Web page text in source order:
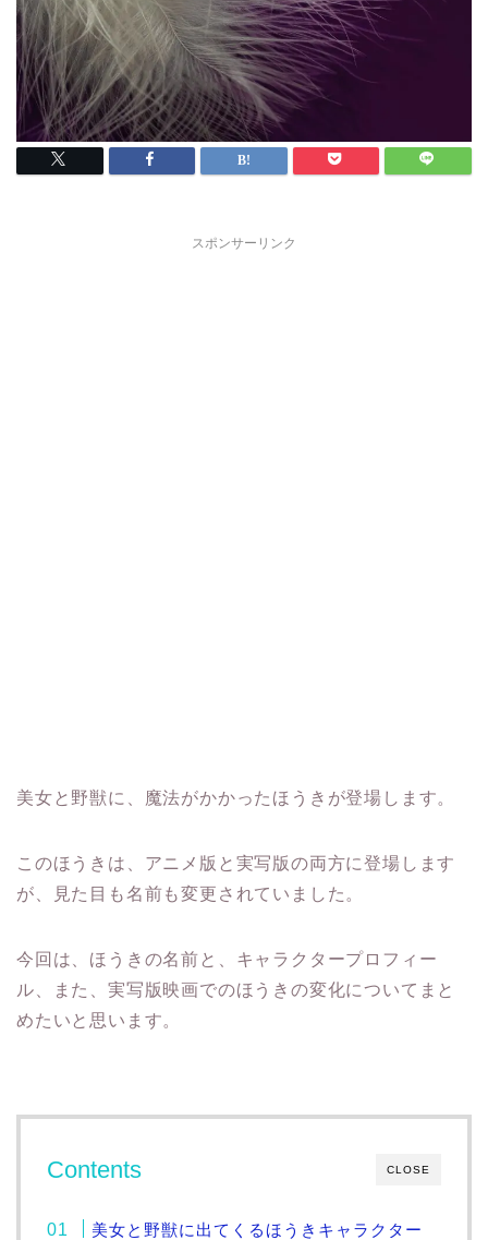
スポンサーリンク
美女と野獣に、魔法がかかったほうきが登場します。
このほうきは、アニメ版と実写版の両方に登場します
が、見た目も名前も変更されていました。
今回は、ほうきの名前と、キャラクタープロフィー
ル、また、実写版映画でのほうきの変化についてまと
めたいと思います。
CLOSE
Contents
美女と野獣に出てくるほうきキャラクター